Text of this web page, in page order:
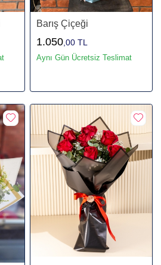
Barış Çiçeği
1.050 ,00 TL
Aynı Gün Ücretsiz Teslimat